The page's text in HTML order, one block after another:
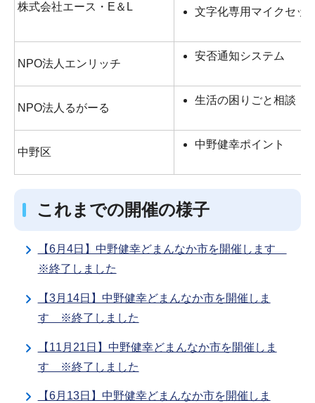
株式会社エース・E＆L 文字化専用マイクセッ
NPO法人エンリッチ
安否通知システム
NPO法人るがーる
生活の困りごと相談
中野区
中野健幸ポイント
これまでの開催の様子
【6月4日】中野健幸どまんなか市を開催します
※終了しました
【3月14日】中野健幸どまんなか市を開催しま
す ※終了しました
【11月21日】中野健幸どまんなか市を開催しま
す ※終了しました
【6月13日】中野健幸どまんなか市を開催しま